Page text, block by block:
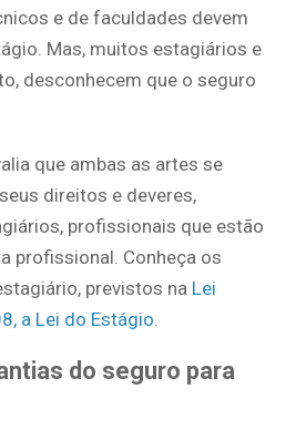
e de faculdades devem
Mas, muitos estagiários e
desconhecem que o seguro
que ambas as artes se
direitos e deveres,
profissionais que estão
profissional. Conheça os
previstos na Lei
a Lei do Estágio.
do seguro para